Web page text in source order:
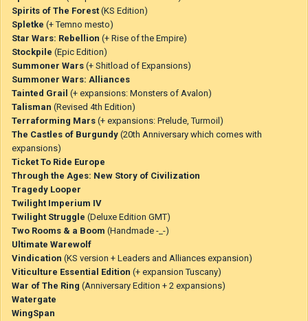
Spirits of The Forest (KS Edition)
Spletke (+ Temno mesto)
Star Wars: Rebellion (+ Rise of the Empire)
Stockpile (Epic Edition)
Summoner Wars (+ Shitload of Expansions)
Summoner Wars: Alliances
Tainted Grail (+ expansions: Monsters of Avalon)
Talisman (Revised 4th Edition)
Terraforming Mars (+ expansions: Prelude, Turmoil)
The Castles of Burgundy (20th Anniversary which comes with
expansions)
Ticket To Ride Europe
Through the Ages: New Story of Civilization
Tragedy Looper
Twilight Imperium IV
Twilight Struggle (Deluxe Edition GMT)
Two Rooms & a Boom (Handmade -_-)
Ultimate Warewolf
Vindication (KS version + Leaders and Alliances expansion)
Viticulture Essential Edition (+ expansion Tuscany)
War of The Ring (Anniversary Edition + 2 expansions)
Watergate
WingSpan